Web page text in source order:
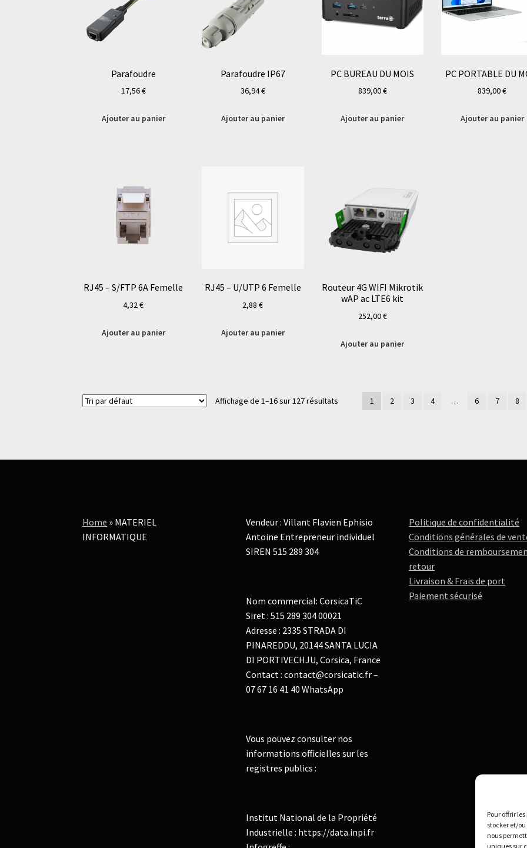
Pour offrir
stocker et/
nous
uniques sur
Parafoudre
17,56€
Ajouter au panier
Parafoudre IP67
36,94€
Ajouter au panier
PC BUREAU DU MOIS
839,00€
Ajouter au panier
PC PORTABLE DU
839,00€
Ajouter au panier
RJ45 – S/FTP 6A Femelle
4,32€
Ajouter au panier
RJ45 – U/UTP 6 Femelle
2,88€
Ajouter au panier
Routeur 4G WIFI Mikrotik
wAP ac LTE6 kit
252,00€
Ajouter au panier
Affichage de 1–16 sur 127 résultats 1 2 3 4 … 6 7 8
Home » MATERIEL
INFORMATIQUE
Vendeur : Villant Flavien Ephisio
Antoine Entrepreneur individuel
SIREN 515 289 304
Nom commercial: CorsicaTiC
Siret : 515 289 304 00021
Adresse : 2335 STRADA DI
PINAREDDU, 20144 SANTA LUCIA
DI PORTIVECHJU, Corsica, France
Contact : contact@corsicatic.fr –
07 67 16 41 40 WhatsApp
Vous pouvez consulter nos
informations officielles sur les
registres publics :
Institut National de la Propriété
Industrielle : https://data.inpi.fr
Politique de confidentialité
Conditions générales de
Conditions de
retour
Livraison & Frais de port
Paiement sécurisé